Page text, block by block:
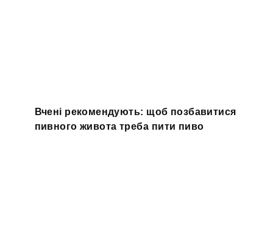
Вчені рекомендують: щоб позбавитися
пивного живота треба пити пиво